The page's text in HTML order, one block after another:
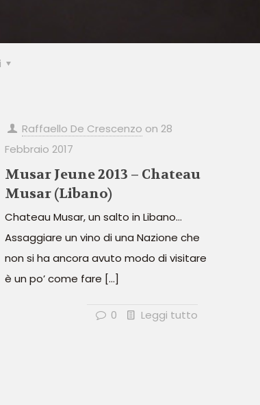
Raffaello De Crescenzo on 28
Febbraio 2017
Musar Jeune 2013 – Chateau
Musar (Libano)
Chateau Musar, un salto in Libano…
Assaggiare un vino di una Nazione che
non si ha ancora avuto modo di visitare
è un po’ come fare […]
0 Leggi tutto